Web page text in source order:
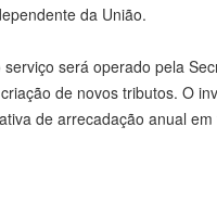
da União.
será operado pela
de novos tributos. O
de arrecadação anual